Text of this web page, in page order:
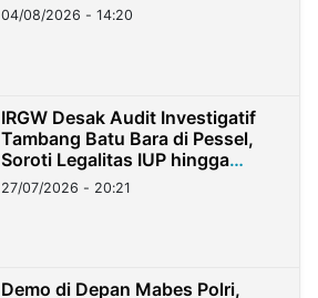
04/08/2026 - 14:20
IRGW Desak Audit Investigatif
Tambang Batu Bara di Pessel,
Soroti Legalitas IUP hingga
Stockpile
27/07/2026 - 20:21
Demo di Depan Mabes Polri,